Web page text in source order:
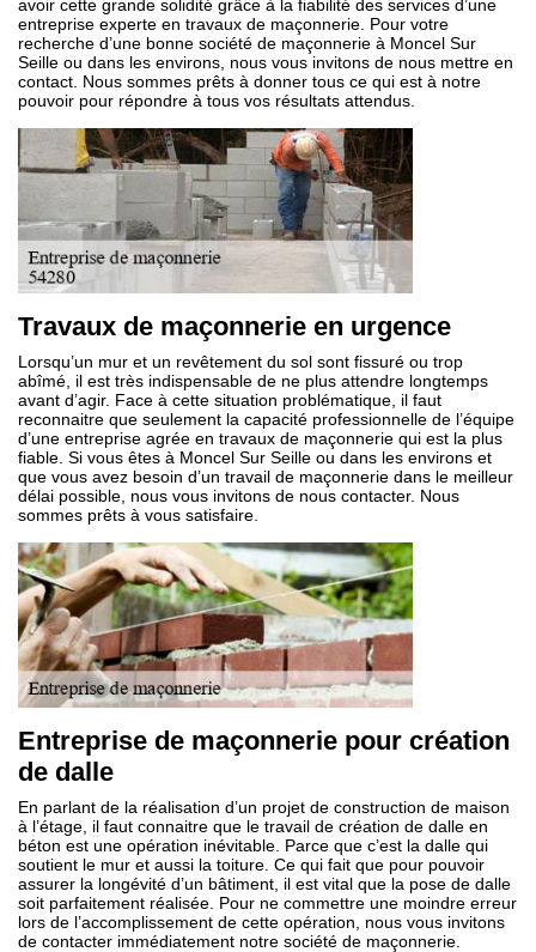
avoir cette grande solidité grâce à la fiabilité des services d’une
entreprise experte en travaux de maçonnerie. Pour votre
recherche d’une bonne société de maçonnerie à Moncel Sur
Seille ou dans les environs, nous vous invitons de nous mettre en
contact. Nous sommes prêts à donner tous ce qui est à notre
pouvoir pour répondre à tous vos résultats attendus.
Travaux de maçonnerie en urgence
Lorsqu’un mur et un revêtement du sol sont fissuré ou trop
abîmé, il est très indispensable de ne plus attendre longtemps
avant d’agir. Face à cette situation problématique, il faut
reconnaitre que seulement la capacité professionnelle de l’équipe
d’une entreprise agrée en travaux de maçonnerie qui est la plus
fiable. Si vous êtes à Moncel Sur Seille ou dans les environs et
que vous avez besoin d’un travail de maçonnerie dans le meilleur
délai possible, nous vous invitons de nous contacter. Nous
sommes prêts à vous satisfaire.
Entreprise de maçonnerie pour création
de dalle
En parlant de la réalisation d’un projet de construction de maison
à l’étage, il faut connaitre que le travail de création de dalle en
béton est une opération inévitable. Parce que c’est la dalle qui
soutient le mur et aussi la toiture. Ce qui fait que pour pouvoir
assurer la longévité d’un bâtiment, il est vital que la pose de dalle
soit parfaitement réalisée. Pour ne commettre une moindre erreur
lors de l’accomplissement de cette opération, nous vous invitons
de contacter immédiatement notre société de maçonnerie.